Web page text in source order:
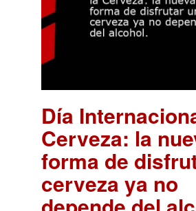
Día
Cerveza: la
forma de
cerveza ya no